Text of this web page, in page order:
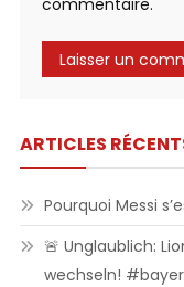
ARTICLES
Pourquoi Messi
🚨 Unglaublich:
wechseln!